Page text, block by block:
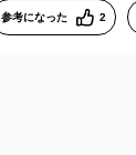
参考になった 2